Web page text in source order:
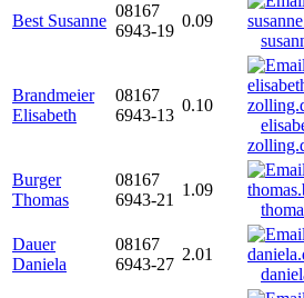
Best Susanne
08167
6943-19
0.09
Brandmeier
Elisabeth
08167
6943-13
0.10
Burger
Thomas
08167
6943-21
1.09
Dauer
Daniela
08167
6943-27
2.01